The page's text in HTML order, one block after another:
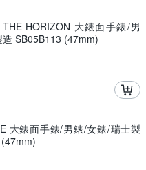
THE HORIZON 大錶面手錶/男
SB05B113 (47mm)
大錶面手錶/男錶/女錶/瑞士製